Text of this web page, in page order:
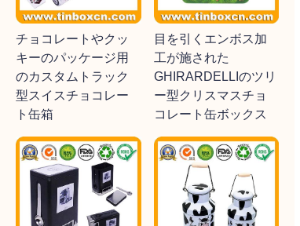
チョコレートやクッ
キーのパッケージ用
のカスタムトラック
型スイスチョコレー
ト缶箱
目を引くエンボス加
工が施された
GHIRARDELLIのツリ
ー型クリスマスチョ
コレート缶ボックス